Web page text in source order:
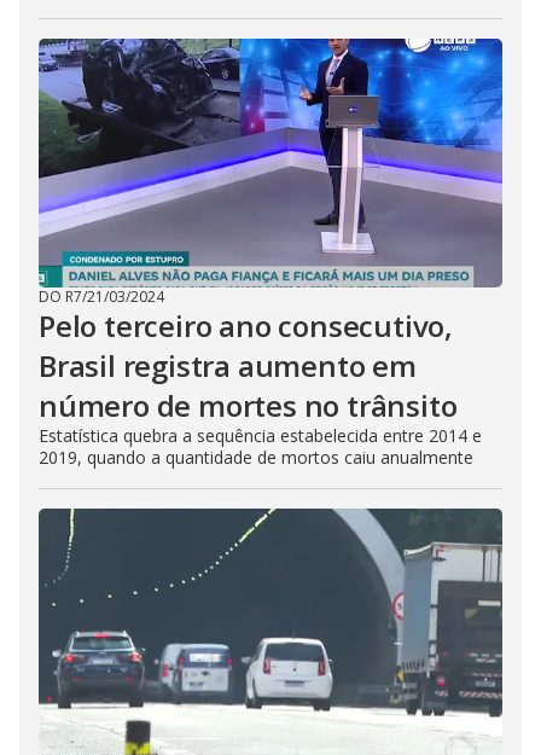
DO R7/21/03/2024
Pelo terceiro ano consecutivo,
Brasil registra aumento em
número de mortes no trânsito
Estatística quebra a sequência estabelecida entre 2014 e
2019, quando a quantidade de mortos caiu anualmente